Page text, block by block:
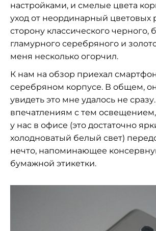
настройками, и смелые цвета
уход от неординарный цветовых
сторону классического черного,
гламурного серебряного и
меня несколько огорчил.
К нам на обзор приехал
серебряном корпусе. В общем,
увидеть это мне удалось не
впечатлениям с тем освещением,
у нас в офисе (это достаточно
холодноватый белый свет)
нечто, напоминающее
бумажной этикетки.